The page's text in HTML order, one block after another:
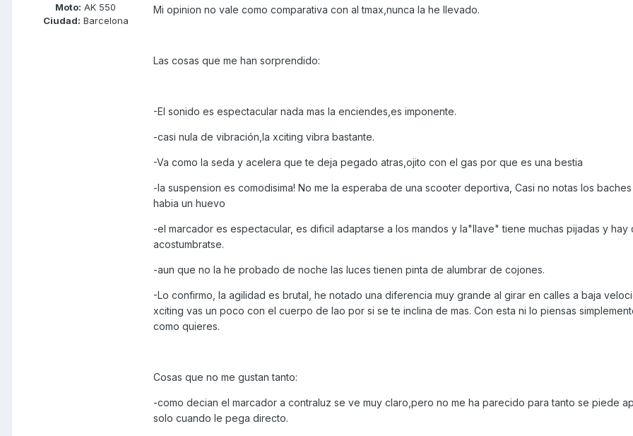
Moto: AK 550
Ciudad: Barcelona
Mi opinion no vale como comparativa con al tmax,nunca la he llevado.
Las cosas que me han sorprendido:
-El sonido es espectacular nada mas la enciendes,es imponente.
-casi nula de vibración,la xciting vibra bastante.
-Va como la seda y acelera que te deja pegado atras,ojito con el gas por que es una bestia
-la suspension es comodisima! No me la esperaba de una scooter deportiva, Casi no notas los
habia un huevo
-el marcador es espectacular, es dificil adaptarse a los mandos y la"llave" tiene muchas pijadas y hay
acostumbratse.
-aun que no la he probado de noche las luces tienen pinta de alumbrar de cojones.
-Lo confirmo, la agilidad es brutal, he notado una diferencia muy grande al girar en calles a baja
xciting vas un poco con el cuerpo de lao por si se te inclina de mas. Con esta ni lo piensas
como quieres.
Cosas que no me gustan tanto:
-como decian el marcador a contraluz se ve muy claro,pero no me ha parecido para tanto se piede
solo cuando le pega directo.